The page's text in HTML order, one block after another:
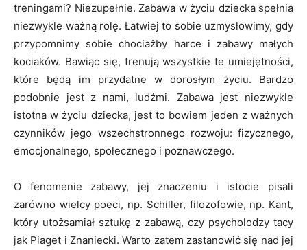
treningami? Niezupełnie. Zabawa w życiu dziecka spełnia
niezwykle ważną rolę. Łatwiej to sobie uzmysłowimy, gdy
przypomnimy sobie chociażby harce i zabawy małych
kociaków. Bawiąc się, trenują wszystkie te umiejętności,
które będą im przydatne w dorosłym życiu. Bardzo
podobnie jest z nami, ludźmi. Zabawa jest niezwykle
istotna w życiu dziecka, jest to bowiem jeden z ważnych
czynników jego wszechstronnego rozwoju: fizycznego,
emocjonalnego, społecznego i poznawczego.
O fenomenie zabawy, jej znaczeniu i istocie pisali
zarówno wielcy poeci, np. Schiller, filozofowie, np. Kant,
który utożsamiał sztukę z zabawą, czy psycholodzy tacy
jak Piaget i Znaniecki. Warto zatem zastanowić się nad jej